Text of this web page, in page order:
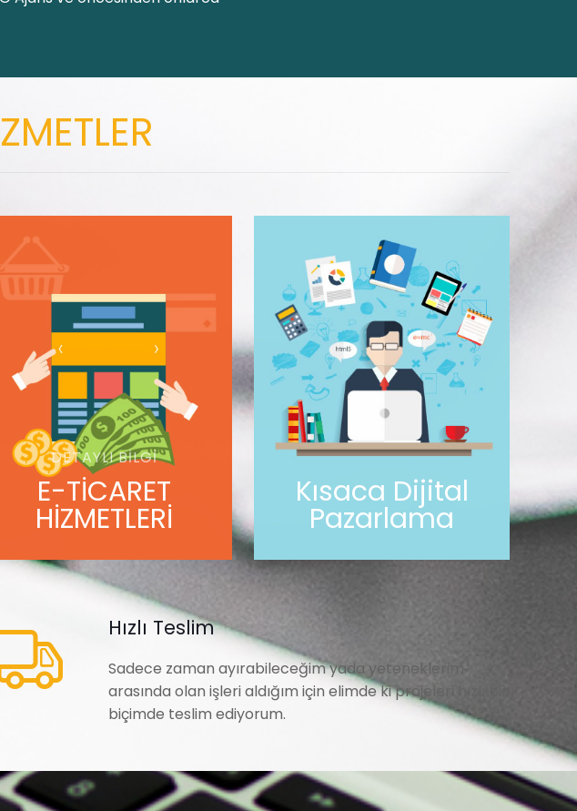
DETAYLI BILGI
E-TİCARET
HİZMETLERİ
Kısaca Dijital
Pazarlama
Hızlı Teslim
Sadece zaman ayırabileceğim yada yeteneklerim
arasında olan işleri aldığım için elimde ki projeleri hızlı bir
biçimde teslim ediyorum.